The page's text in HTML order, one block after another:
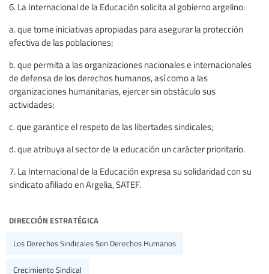
6. La Internacional de la Educación solicita al gobierno argelino:
a. que tome iniciativas apropiadas para asegurar la protección
efectiva de las poblaciones;
b. que permita a las organizaciones nacionales e internacionales
de defensa de los derechos humanos, así como a las
organizaciones humanitarias, ejercer sin obstáculo sus
actividades;
c. que garantice el respeto de las libertades sindicales;
d. que atribuya al sector de la educación un carácter prioritario.
7. La Internacional de la Educación expresa su solidaridad con su
sindicato afiliado en Argelia, SATEF.
dirección estratégica
Los Derechos Sindicales Son Derechos Humanos
Crecimiento Sindical